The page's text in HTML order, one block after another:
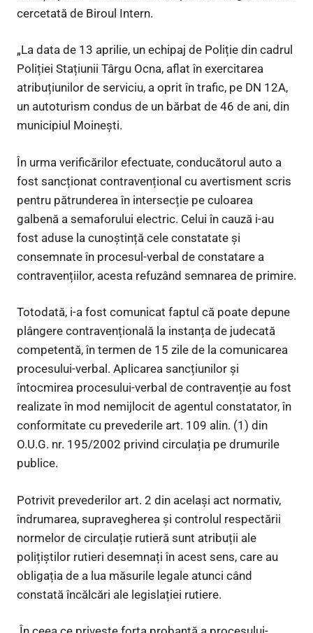
cercetată de Biroul Intern.
„La data de 13 aprilie, un echipaj de Poliție din cadrul
Poliției Stațiunii Târgu Ocna, aflat în exercitarea
atribuțiunilor de serviciu, a oprit în trafic, pe DN 12A,
un autoturism condus de un bărbat de 46 de ani, din
municipiul Moinești.
În urma verificărilor efectuate, conducătorul auto a
fost sancționat contravențional cu avertisment scris
pentru pătrunderea în intersecție pe culoarea
galbenă a semaforului electric. Celui în cauză i-au
fost aduse la cunoștință cele constatate și
consemnate în procesul-verbal de constatare a
contravențiilor, acesta refuzând semnarea de primire.
Totodată, i-a fost comunicat faptul că poate depune
plângere contravențională la instanța de judecată
competentă, în termen de 15 zile de la comunicarea
procesului-verbal. Aplicarea sancțiunilor și
întocmirea procesului-verbal de contravenție au fost
realizate în mod nemijlocit de agentul constatator, în
conformitate cu prevederile art. 109 alin. (1) din
O.U.G. nr. 195/2002 privind circulația pe drumurile
publice.
Potrivit prevederilor art. 2 din același act normativ,
îndrumarea, supravegherea și controlul respectării
normelor de circulație rutieră sunt atribuții ale
polițiștilor rutieri desemnați în acest sens, care au
obligația de a lua măsurile legale atunci când
constată încălcări ale legislației rutiere.